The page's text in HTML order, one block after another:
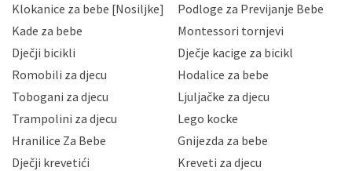
Hrvatske, a uvijek uz primjenu odgovarajućih tehničkih i
sigurnosnih mjera zaštite osobnih podataka od
neovlaštenog pristupa, zlouporabe, otkrivanja,
gubitka ili uništenja. Mae.hr štiti privatnost svojih
korisnika i posjetitelja web stranica, čuva povjerljivost
Vaših osobnih podataka te omogućava pristup i
priopćavanje osobnih podataka samo onim svojim
zaposlenicima kojima su isti potrebni radi provedbe
slučajevima koji su dozvoljeni zakonima. Napominjemo
da možete u svako doba, u potpunosti ili djelomice,
Klokanice za bebe [Nosiljke]
Podloge za Previjanje Bebe
Kade za bebe
Montessori tornjevi
Dječji bicikli
Dječje kacige za bicikl
Romobili za djecu
Hodalice za bebe
Tobogani za djecu
Ljuljačke za djecu
Trampolini za djecu
Lego kocke
Hranilice Za Bebe
Gnijezda za bebe
Dječji krevetići
Kreveti za djecu